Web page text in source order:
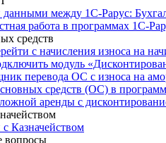
между 1С-Рарус:
работа в программах 1С-
средств
с начисления износа на
модуль
перевода ОС с износа на
средств (ОС) в
аренды с
Казначейством
вопросы